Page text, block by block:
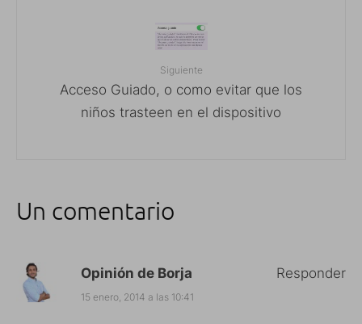
Siguiente
Acceso Guiado, o como evitar que los
niños trasteen en el dispositivo
Un comentario
Opinión de Borja
15 enero, 2014 a las 10:41
Responder